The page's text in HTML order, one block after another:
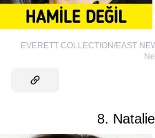
EVERETT COLLECTION/EAST
8.